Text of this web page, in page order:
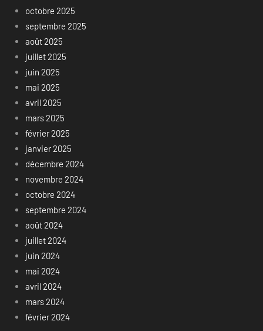
octobre 2025
septembre 2025
août 2025
juillet 2025
juin 2025
mai 2025
avril 2025
mars 2025
février 2025
janvier 2025
décembre 2024
novembre 2024
octobre 2024
septembre 2024
août 2024
juillet 2024
juin 2024
mai 2024
avril 2024
mars 2024
février 2024